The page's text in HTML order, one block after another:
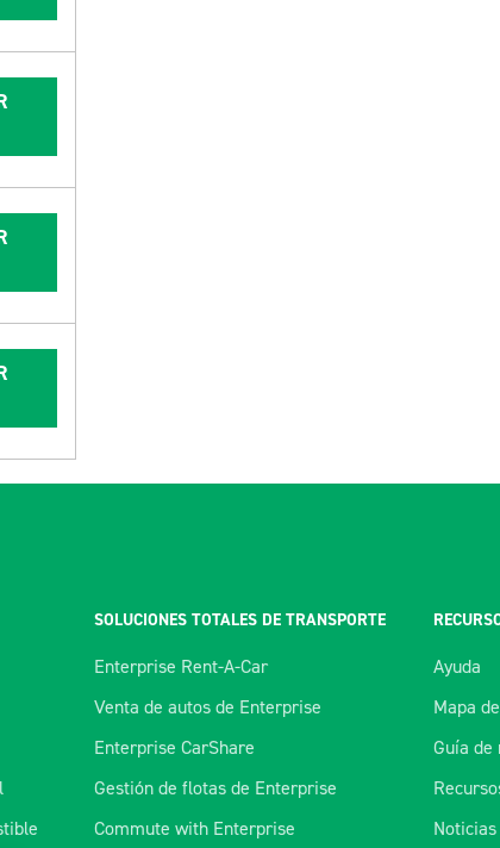
SOLUCIONES TOTALES DE TRANSPORTE
Enterprise Rent-A-Car
Venta de autos de Enterprise
Enterprise CarShare
Gestión de flotas de Enterprise
Commute with Enterprise
Ayuda
Mapa
Guía de